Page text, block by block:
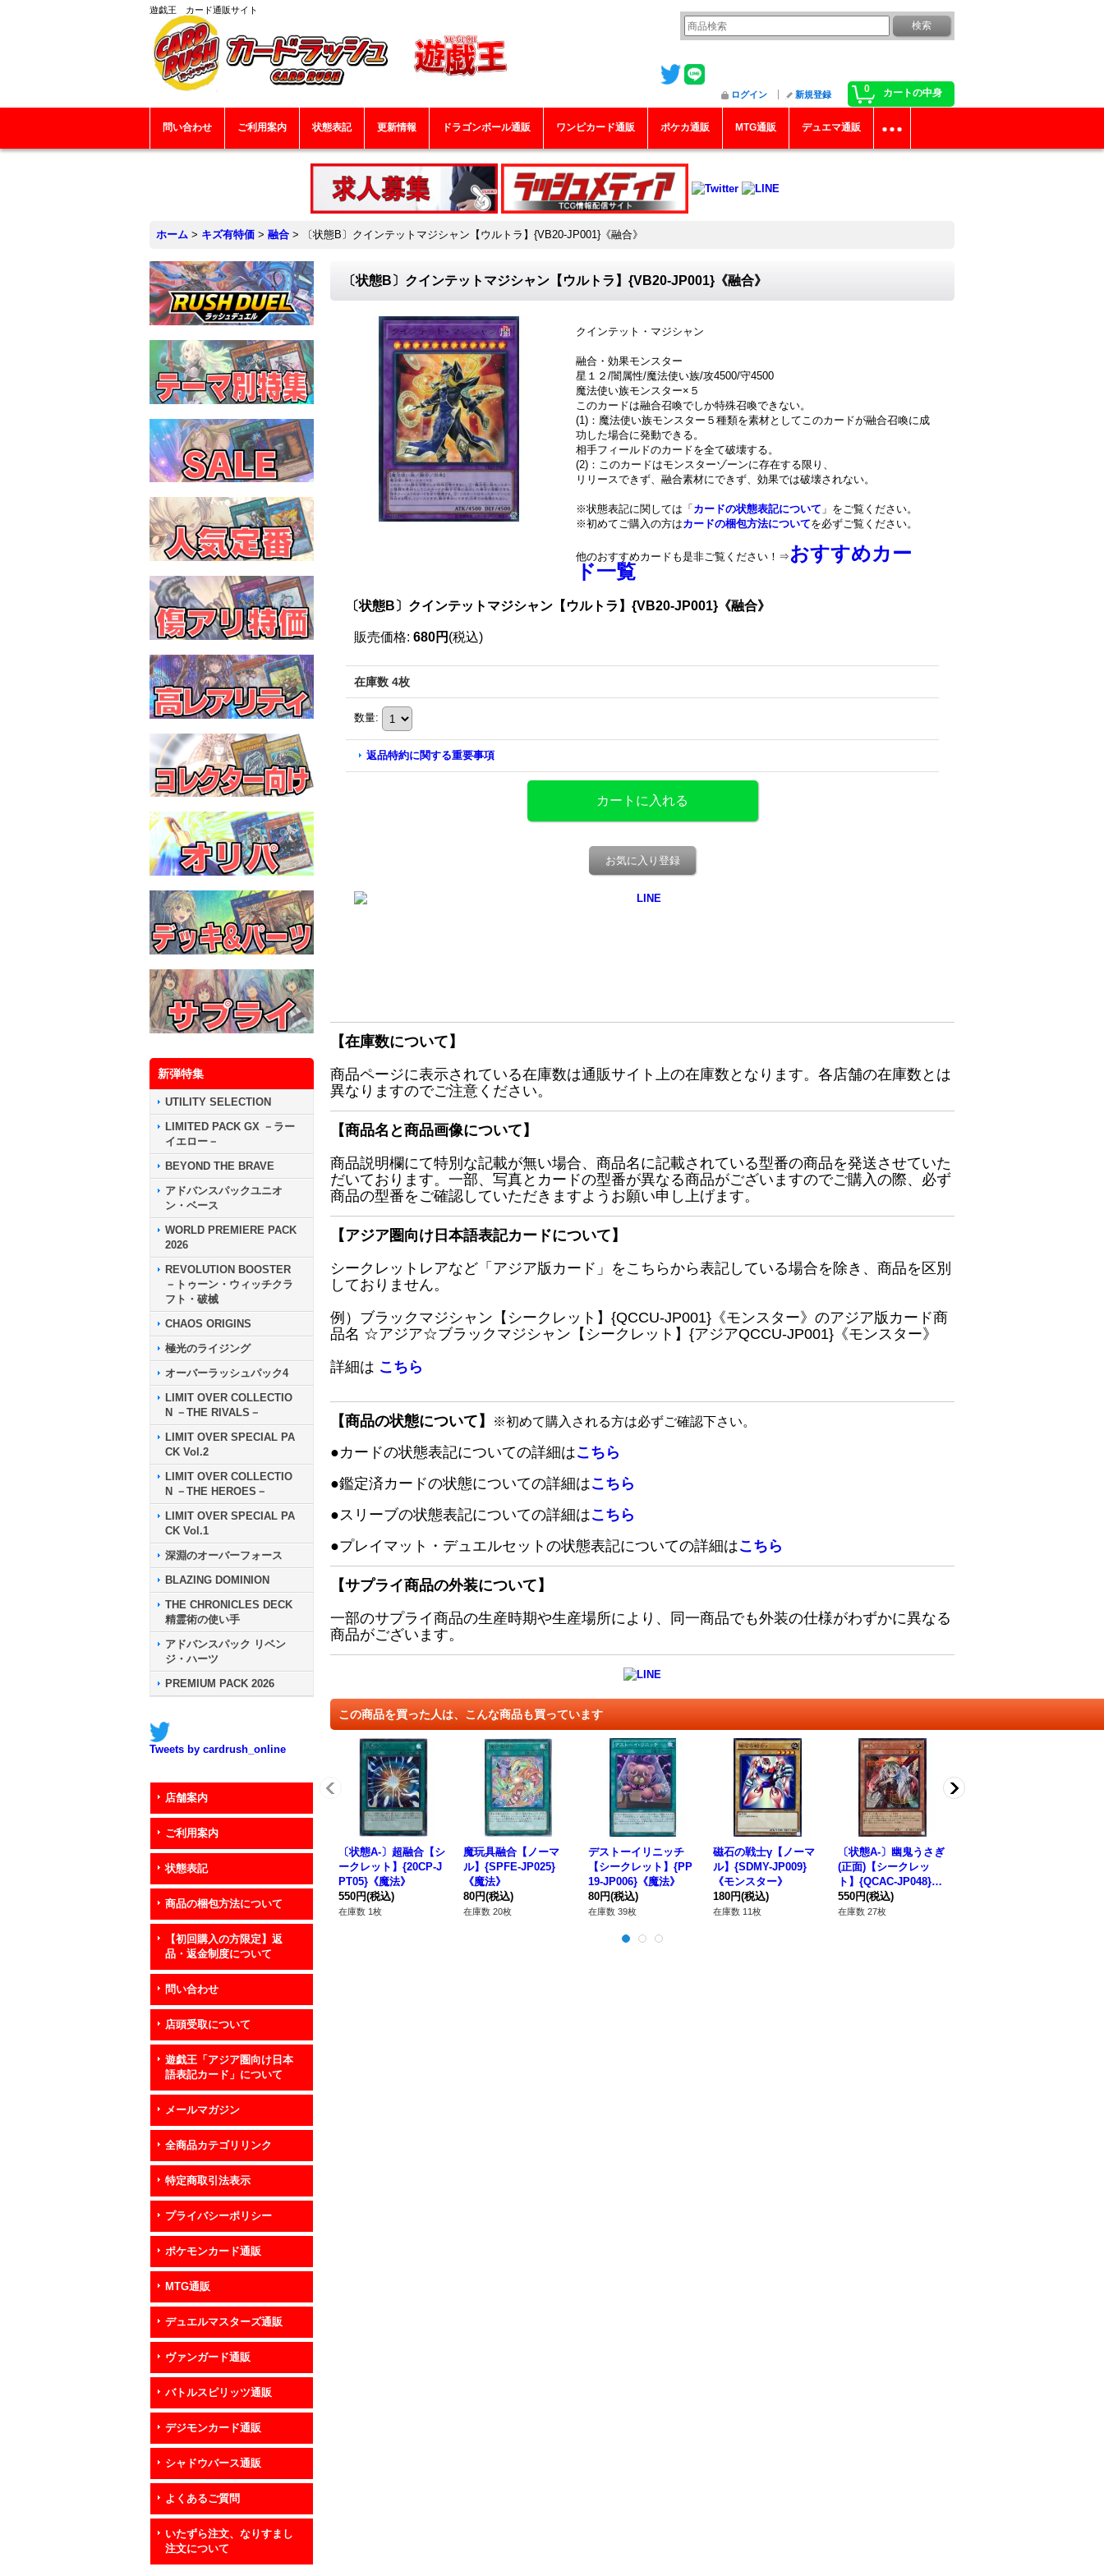
遊戯王 カード通販サイト
0 カートの中身
ログイン 新規登録
問い合わせ ご利用案内 状態表記 更新情報 ドラゴンボール通販 ワンピカード通販 ポケカ通販 MTG通販 デュエマ通販
ホーム > キズ有特価 > 融合 > 〔状態B〕クインテットマジシャン【ウルトラ】{VB20-JP001}《融合》
新弾特集
UTILITY SELECTION
LIMITED PACK GX －ラー
イエロー－
BEYOND THE BRAVE
アドバンスパックユニオ
ン・ベース
WORLD PREMIERE PACK
2026
REVOLUTION BOOSTER
－トゥーン・ウィッチクラ
フト・破械
CHAOS ORIGINS
極光のライジング
オーバーラッシュパック4
LIMIT OVER COLLECTIO
N －THE RIVALS－
LIMIT OVER SPECIAL PA
CK Vol.2
LIMIT OVER COLLECTIO
N －THE HEROES－
LIMIT OVER SPECIAL PA
CK Vol.1
深淵のオーバーフォース
BLAZING DOMINION
THE CHRONICLES DECK
精霊術の使い手
アドバンスパック リベン
ジ・ハーツ
PREMIUM PACK 2026
Tweets by cardrush_online
店舗案内
ご利用案内
状態表記
商品の梱包方法について
【初回購入の方限定】返
品・返金制度について
問い合わせ
店頭受取について
遊戯王「アジア圏向け日本
語表記カード」について
メールマガジン
全商品カテゴリリンク
特定商取引法表示
プライバシーポリシー
ポケモンカード通販
MTG通販
デュエルマスターズ通販
ヴァンガード通販
バトルスピリッツ通販
デジモンカード通販
シャドウバース通販
よくあるご質問
いたずら注文、なりすまし
注文について
〔状態B〕クインテットマジシャン【ウルトラ】{VB20-JP001}《融合》
クインテット・マジシャン
融合・効果モンスター
星１２/闇属性/魔法使い族/攻4500/守4500
魔法使い族モンスター×５
このカードは融合召喚でしか特殊召喚できない。
(1)：魔法使い族モンスター５種類を素材としてこのカードが融合召喚に成
功した場合に発動できる。
相手フィールドのカードを全て破壊する。
(2)：このカードはモンスターゾーンに存在する限り、
リリースできず、融合素材にできず、効果では破壊されない。
※状態表記に関しては「 カードの状態表記について 」をご覧ください。
※初めてご購入の方はカードの梱包方法についてを必ずご覧ください。
他のおすすめカードも是非ご覧ください！⇒ おすすめカー
ド一覧
〔状態B〕クインテットマジシャン【ウルトラ】{VB20-JP001}《融合》
販売価格: 680円 (税込)
在庫数 4枚
数量:
返品特約に関する重要事項
お気に入り登録
【在庫数について】
商品ページに表示されている在庫数は通販サイト上の在庫数となります。各店舗の在庫数とは
異なりますのでご注意ください。
【商品名と商品画像について】
商品説明欄にて特別な記載が無い場合、商品名に記載されている型番の商品を発送させていた
だいております。一部、写真とカードの型番が異なる商品がございますのでご購入の際、必ず
商品の型番をご確認していただきますようお願い申し上げます。
【アジア圏向け日本語表記カードについて】
シークレットレアなど「アジア版カード」をこちらから表記している場合を除き、商品を区別
しておりません。
例）ブラックマジシャン【シークレット】{QCCU-JP001}《モンスター》のアジア版カード商
品名 ☆アジア☆ブラックマジシャン【シークレット】{アジアQCCU-JP001}《モンスター》
詳細は こちら
【商品の状態について】 ※初めて購入される方は必ずご確認下さい。
●カードの状態表記についての詳細はこちら
●鑑定済カードの状態についての詳細はこちら
●スリーブの状態表記についての詳細はこちら
●プレイマット・デュエルセットの状態表記についての詳細はこちら
【サプライ商品の外装について】
一部のサプライ商品の生産時期や生産場所により、同一商品でも外装の仕様がわずかに異なる
商品がございます。
この商品を買った人は、こんな商品も買っています
〔状態A-〕超融合【シ
ークレット】{20CP-J
PT05}《魔法》
550円(税込)
在庫数 1枚
魔玩具融合【ノーマ
ル】{SPFE-JP025}
《魔法》
80円(税込)
在庫数 20枚
デストーイリニッチ
【シークレット】{PP
19-JP006}《魔法》
80円(税込)
在庫数 39枚
磁石の戦士γ【ノーマ
ル】{SDMY-JP009}
《モンスター》
180円(税込)
在庫数 11枚
〔状態A-〕幽鬼うさぎ
(正面)【シークレッ
ト】{QCAC-JP048}
《モンスター》
550円(税込)
在庫数 27枚